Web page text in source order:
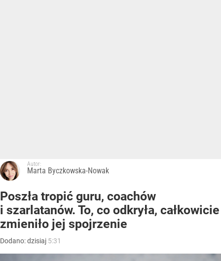
Autor:
Marta Byczkowska-Nowak
Poszła tropić guru, coachów
i szarlatanów. To, co odkryła, całkowicie
zmieniło jej spojrzenie
Dodano:dzisiaj 5:31